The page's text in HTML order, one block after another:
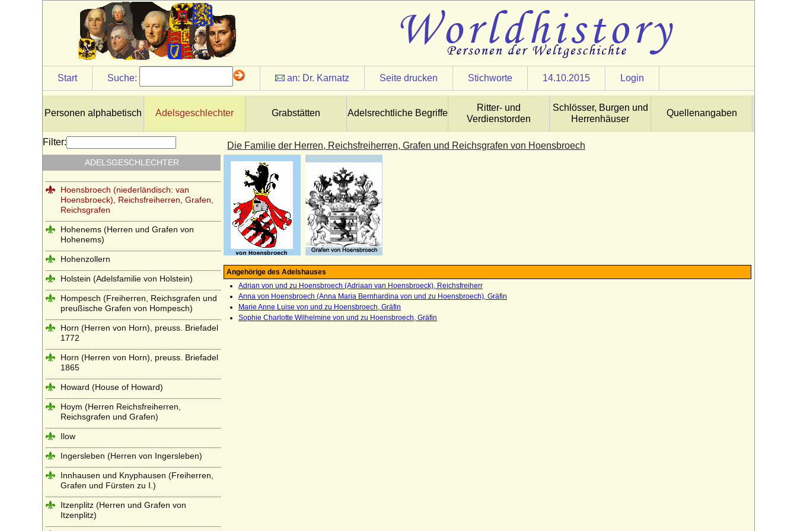
Start Suche: an: Dr. Karnatz Seite drucken Stichworte 14.10.2015 Login
Personen alphabetisch Adelsgeschlechter Grabstätten Adelsrechtliche Begriffe
Ritter- und
Verdienstorden
Schlösser, Burgen und
Herrenhäuser
Quellenangaben
Die Familie der Herren, Reichsfreiherren, Grafen und Reichsgrafen von Hoensbroech
Angehörige des Adelshauses
Adrian von und zu Hoensbroech (Adriaan van Hoensbroeck), Reichsfreiherr
Anna von Hoensbroech (Anna Maria Bernhardina von und zu Hoensbroech), Gräfin
Marie Anne Luise von und zu Hoensbroech, Gräfin
Sophie Charlotte Wilhelmine von und zu Hoensbroech, Gräfin
Filter:
ADELSGESCHLECHTER
Herren von Gemen
Herren von Götterswick
Herren von Neuffen (Herren von Niefen)
Hertzberg)
Herzöge von Lothringen aus der Familie
der Wigeriche
Heyden und Heyden-Linden
Hochberg (Hohberg, Hoberg)
Hoensbroech (niederländisch: van
Hoensbroeck), Reichsfreiherren, Grafen,
Reichsgrafen
Hohenems (Herren und Grafen von
Hohenems)
Hohenzollern
Holstein (Adelsfamilie von Holstein)
Hompesch (Freiherren, Reichsgrafen und
preußische Grafen von Hompesch)
Horn (Herren von Horn), preuss. Briefadel
1772
Horn (Herren von Horn), preuss. Briefadel
1865
Howard (House of Howard)
Hoym (Herren Reichsfreiherren,
Reichsgrafen und Grafen)
Ilow
Ingersleben (Herren von Ingersleben)
Innhausen und Knyphausen (Freiherren,
Grafen und Fürsten zu I.)
Itzenplitz (Herren und Grafen von
Itzenplitz)